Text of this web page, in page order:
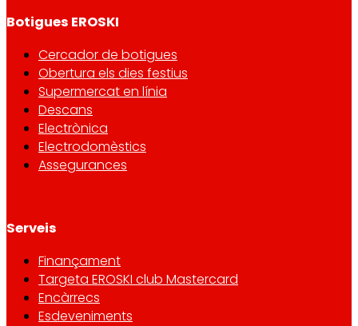
Botigues EROSKI
Cercador de botigues
Obertura els dies festius
Supermercat en línia
Descans
Electrònica
Electrodomèstics
Assegurances
Serveis
Finançament
Targeta EROSKI club Mastercard
Encàrrecs
Esdeveniments